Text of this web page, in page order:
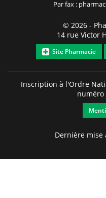
Par fax :
© 2026 -
14 rue Victor
Site Pharmacie
Inscription à l'Ordre
numéro
Dernière mise